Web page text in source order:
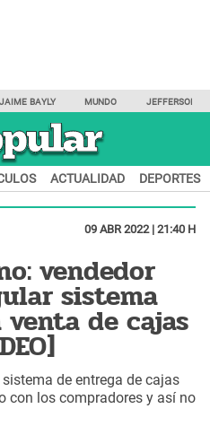
JAIME BAYLY MUNDO JEFFERSON
ACTUALIDAD DEPORTES
09 ABR 2022 | 21:40 H
vendedor
sistema
de cajas
de entrega de cajas
con los compradores y así no